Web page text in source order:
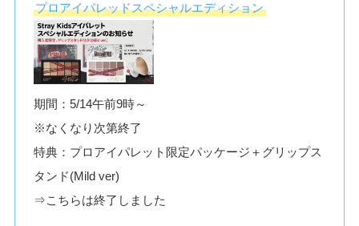
プロアイパレッドスペシャルエディション
期間：5/14午前9時～
※なくなり次第終了
特典：プロアイパレット限定パッケージ＋グリップス
タンド(Mild ver)
⇒こちらは終了しました